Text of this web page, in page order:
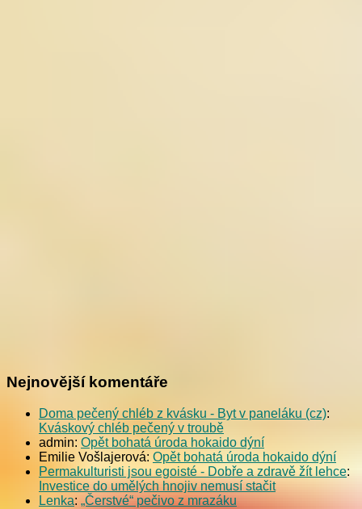
Nejnovější komentáře
Doma pečený chléb z kvásku - Byt v paneláku (cz):
Kváskový chléb pečený v troubě
admin: Opět bohatá úroda hokaido dýní
Emilie Vošlajerová: Opět bohatá úroda hokaido dýní
Permakulturisti jsou egoisté - Dobře a zdravě žít lehce:
Investice do umělých hnojiv nemusí stačit
Lenka: „Čerstvé“ pečivo z mrazáku